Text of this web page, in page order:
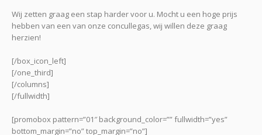
Wij zetten graag een stap harder voor u. Mocht u een hoge prijs
hebben van een van onze concullegas, wij willen deze graag
herzien!
[/box_icon_left]
[/one_third]
[/columns]
[/fullwidth]
[promobox pattern=”01″ background_color=”” fullwidth=”yes”
bottom_margin=”no” top_margin=”no”]